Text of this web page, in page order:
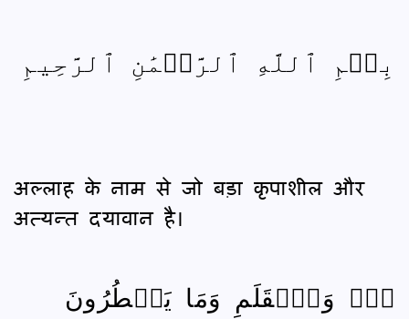
بِسۡمِ ٱللَّهِ ٱلرَّحۡمَٰنِ ٱلرَّحِيمِ
अल्लाह के नाम से जो बड़ा कृपाशील और
अत्यन्त दयावान है।
نٓۚ وَٱلۡقَلَمِ وَمَا يَسۡطُرُونَ